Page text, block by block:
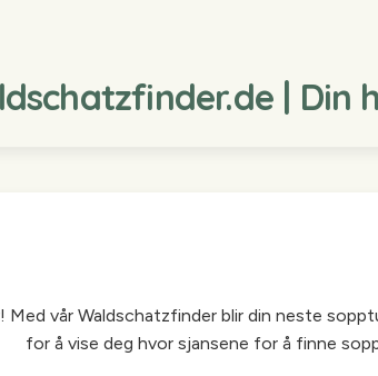
|
vår Waldschatzfinder blir din neste
for å vise deg hvor sjansene for å finne